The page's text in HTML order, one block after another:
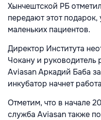
Хынчештской РБ
передают этот
маленьких пациентов.
Директор Института
Чокану и руководитель
Aviasan Аркадий Баба
инкубатор начнет
Отметим, что в начале
служба Aviasan также